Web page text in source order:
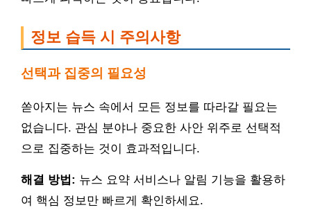
정보 습득 시 주의사항
선택과 집중의 필요성
쏟아지는 뉴스 속에서 모든 정보를 따라갈 필요는
없습니다. 관심 분야나 중요한 사안 위주로 선택적
으로 집중하는 것이 효과적입니다.
해결 방법: 뉴스 요약 서비스나 알림 기능을 활용하
여 핵심 정보만 빠르게 확인하세요.